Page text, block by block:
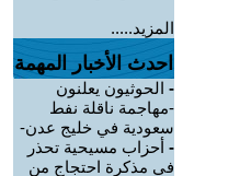
المزيد.....
احدث الأخبار المهمة
- الحوثيون يعلنون
-مهاجمة ناقلة نفط
سعودية في خليج عدن-
- أحزاب مسيحية تحذر
في مذكرة احتجاج من